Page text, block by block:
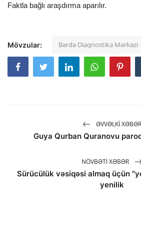
Faktla bağlı araşdırma aparılır.
Mövzular: Bərdə Diaqnostika Mərkəzi
ƏVVƏLKI XƏBƏR
Guya Qurban Quranovu
NÖVBƏTI XƏBƏR
Sürücülük vəsiqəsi almaq üçün
yenilik